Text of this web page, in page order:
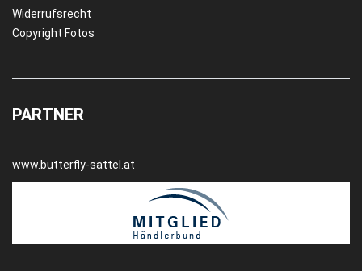
Widerrufsrecht
Copyright Fotos
PARTNER
www.butterfly-sattel.at